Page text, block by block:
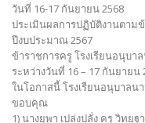
วันที่ 16-17 กันยายน 2568
ประเมินผลการปฏิบัติงานตาม
ปีงบประมาณ 2567
ข้าราชการครู โรงเรียนอนุบ
ระหว่างวันที่ 16 – 17 กันยายน
ในโอกาสนี้ โรงเรียนอนุบาล
ขอบคุณ
1) นางยุพา เปล่งปลั่ง ครู วิท